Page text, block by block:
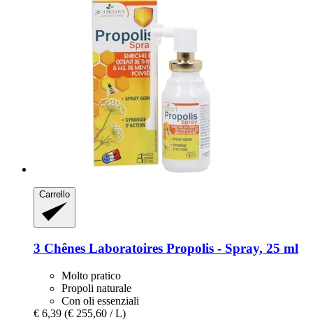
Carrello
3 Chênes Laboratoires Propolis -​ Spray, 25 ml
Molto pratico
Propoli naturale
Con oli essenziali
€ 6,39 (€ 255,60 / L)